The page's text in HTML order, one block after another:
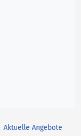
Aktuelle Angebote